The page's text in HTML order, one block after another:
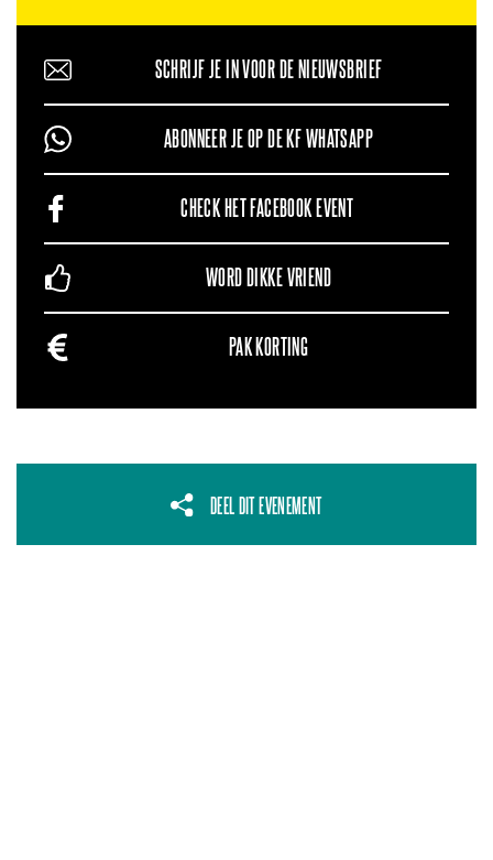
SCHRIJF JE IN VOOR DE NIEUWSBRIEF
ABONNEER JE OP DE KF WHATSAPP
CHECK HET FACEBOOK EVENT
WORD DIKKE VRIEND
PAK KORTING
DEEL DIT EVENEMENT